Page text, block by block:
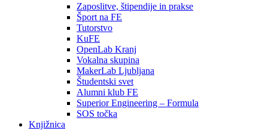
Zaposlitve, štipendije in prakse
Šport na FE
Tutorstvo
KuFE
OpenLab Kranj
Vokalna skupina
MakerLab Ljubljana
Študentski svet
Alumni klub FE
Superior Engineering – Formula
SOS točka
Knjižnica